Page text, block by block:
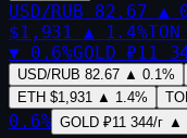
USD/RUB 82.67 ▲
$1,931 ▲ 1.4%TON
▼ 0.6%GOLD ₽11
USD/RUB 82.67 ▲ 0.1%
ETH $1,931 ▲ 1.4%
0.6% GOLD ₽11 344/г ▲